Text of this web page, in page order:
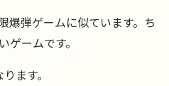
爆弾ゲームに似ています。ち
ゲームです。
ます。